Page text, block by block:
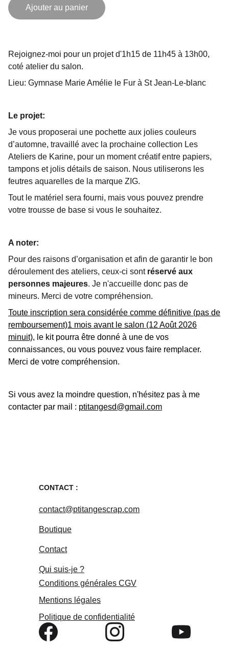
Ajouter au panier
Rejoignez-moi pour un projet d'1h15 de 11h45 à 13h00,
coté atelier du salon.
Lieu: Gymnase Marie Amélie le Fur à St Jean-Le-blanc
Le projet:
Je vous proposerai une pochette aux jolies couleurs
d’automne, travaillé avec la prochaine collection Les
Ateliers de Karine, pour un moment créatif entre papiers,
tampons et jolis détails de saison. Nous utiliserons les
feutres aquarelles de la marque ZIG.
Tout le matériel sera fourni, mais vous pouvez prendre
votre trousse de base si vous le souhaitez.
A noter:
Pour des raisons d’organisation et afin de garantir le bon
déroulement des ateliers, ceux-ci sont réservé aux
personnes majeures. Je n'accueille donc pas de
mineurs. Merci de votre compréhension.
Toute inscription sera considérée comme définitive (pas de
remboursement)1 mois avant le salon (12 Août 2026
minuit), le kit pourra être donné à une de vos
connaissances, ou vous pouvez vous faire remplacer.
Merci de votre compréhension.
Si vous avez la moindre question, n'hésitez pas à me
contacter par mail : ptitangesd@gmail.com
CONTACT :
contact@ptitangescrap.com
Conditions générales CGV
Mentions légales
Politique de confidentialité
Boutique
Contact
Qui suis-je ?